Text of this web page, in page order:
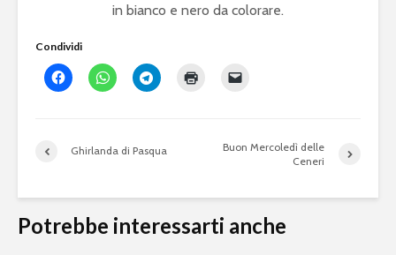
in bianco e nero da colorare.
Condividi
Ghirlanda di Pasqua
Buon Mercoledì delle
Ceneri
Potrebbe interessarti anche